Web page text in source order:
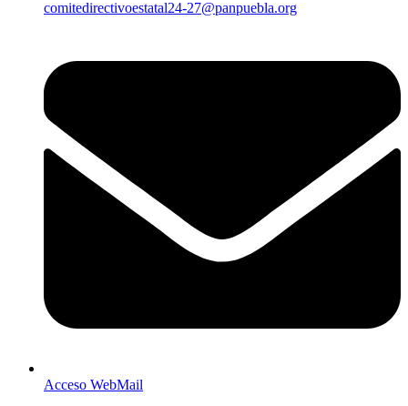
comitedirectivoestatal24-27@panpuebla.org
Acceso WebMail